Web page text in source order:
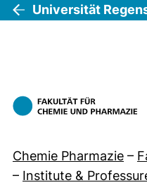
Universität
Chemie Pharmazie –
– Institute &